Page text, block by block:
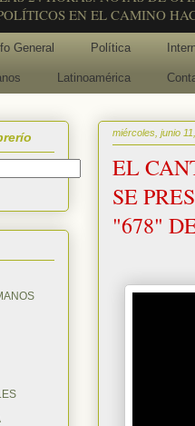
EN EL CAMINO
General Política
Latinoamérica
miércoles, junio
EL
SE
"678"